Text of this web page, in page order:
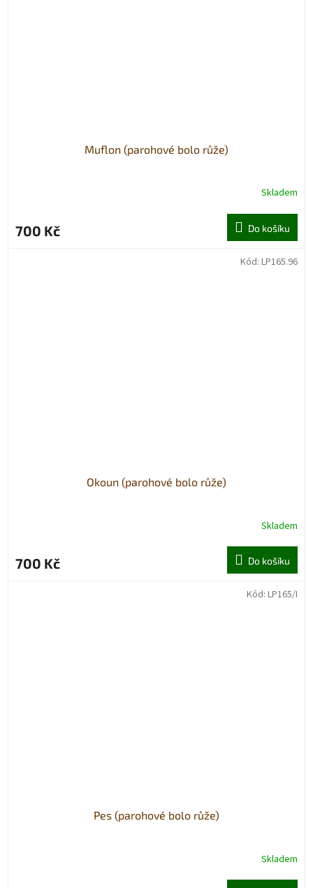
Muflon (parohové bolo růže)
Skladem
700 Kč Do košíku
Okoun (parohové bolo růže)
Skladem
700 Kč Do košíku
Kód: LP165.96
Pes (parohové bolo růže)
Skladem
Kód: LP165/I